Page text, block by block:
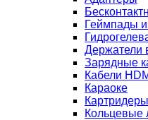
Геймпады и
Держатели
Зарядные
Кабели
Караоке
Картридеры
Кольцевые